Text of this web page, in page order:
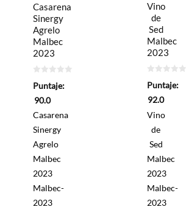
Casarena
Sinergy
Agrelo
Malbec
2023
de
Puntaje:
90.0
Casarena
Sinergy
Agrelo
Malbec
2023
Malbec-
2023
Vino
de
Sed
Malbec
2023
de
Puntaje:
92.0
Vino
de
Sed
Malbec
2023
Malbec-
2023